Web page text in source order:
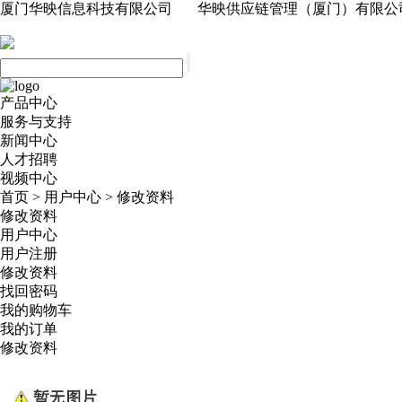
厦门华映信息科技有限公司 华映供应链管理（厦门）有限公
产品中心
服务与支持
新闻中心
人才招聘
视频中心
首页 > 用户中心 > 修改资料
修改资料
用户中心
用户注册
修改资料
找回密码
我的购物车
我的订单
修改资料